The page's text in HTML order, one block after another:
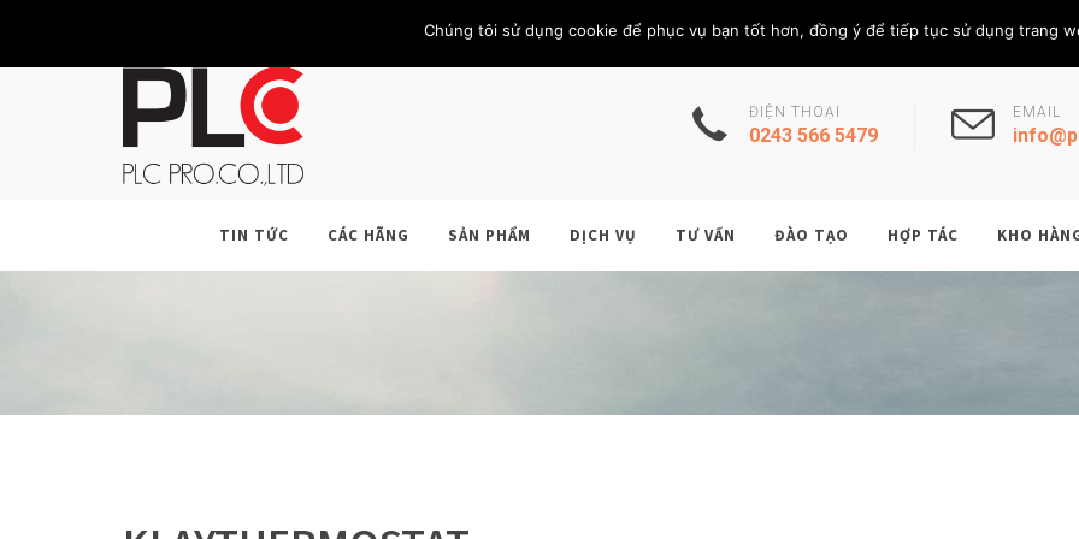
KHÁCH HÀNG LIÊN HỆ THÀNH VIÊN Thứ Sáu, 7/8/
ĐIỆN THOẠI
0243 566 5479
EMAIL
TIN TỨC CÁC HÃNG SẢN PHẨM DỊCH VỤ TƯ VẤN ĐÀO TẠO HỢP TÁC KHO
Chúng tôi sử dụng cookie để phục vụ bạn tốt hơn, đồng ý để tiếp tục sử dụng trang